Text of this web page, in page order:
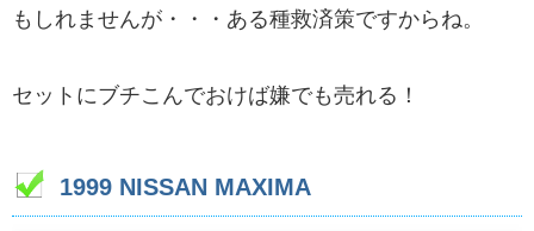
もしれませんが・・・ある種救済策ですからね。
セットにブチこんでおけば嫌でも売れる！
1999 NISSAN MAXIMA